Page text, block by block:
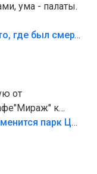
ума - палаты.
«Попал на пику»: СК показал место, где был смертельно травмирован ребенок в Тольятти
от
к
бордюры
Глава Тольятти рассказал, как изменится парк Центрального района